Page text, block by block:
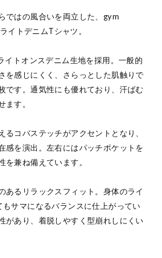
ではの風合いを両立した、gym
イトデニムTシャツ。
トオンスデニム生地を採用。一般的
を感じにくく、さらっとした肌触りで
です。通気性にも優れており、汗ばむ
ます。
るコバステッチがアクセントとなり、
感を演出。左右にはパッチポケットを
を兼ね備えています。
あるリラックスフィット。身体のライ
サマになるバランスに仕上がってい
があり、着脱しやすく型崩れしにくい